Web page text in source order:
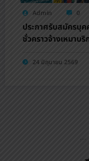
Admin 0
ประกาศรับสมัครบุ
ชั่วคราวจ้างเหมาบ
24 มิถุนายน 2569